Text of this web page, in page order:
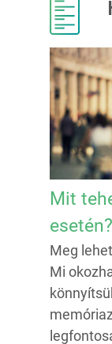
Mit
esetén?
Meg
Mi